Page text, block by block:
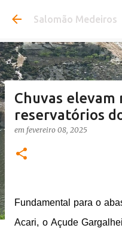
Pular para o
Salomão Medeiros
Chuvas elevam
reservatórios
em fevereiro 08, 2025
Fundamental para o
Acari, o Açude